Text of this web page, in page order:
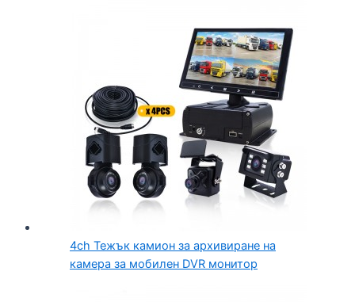
4ch Тежък камион за архивиране на
камера за мобилен DVR монитор